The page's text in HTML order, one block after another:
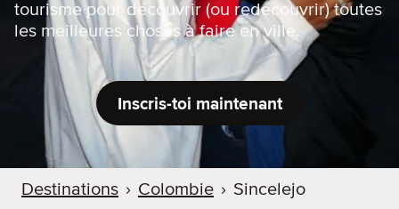
tourisme pour découvrir (ou redécouvrir) toutes
les meilleures choses à faire en ville.
Inscris-toi maintenant
Destinations › Colombie › Sincelejo